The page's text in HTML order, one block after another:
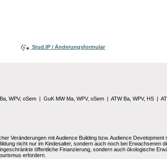
Stud.IP / Änderungsformular
WPV, oSem | GuK MW Ma, WPV, oSem | ATW Ba, WPV, HS |
Veränderungen mit Audience Building bzw. Audience
nicht nur im Kindesalter, sondern auch noch bei Erwachsenen
öffentliche Finanzierung, sondern auch ökologische
erfordern.